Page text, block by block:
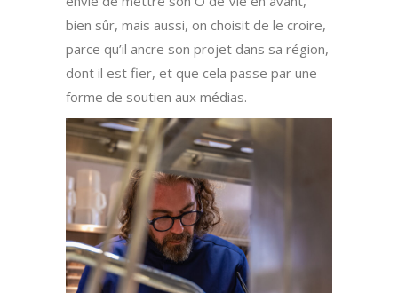
bien sûr, mais aussi, on choisit de le croire,
parce qu’il ancre son projet dans sa région,
dont il est fier, et que cela passe par une
forme de soutien aux médias.